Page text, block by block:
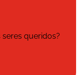
queridos?